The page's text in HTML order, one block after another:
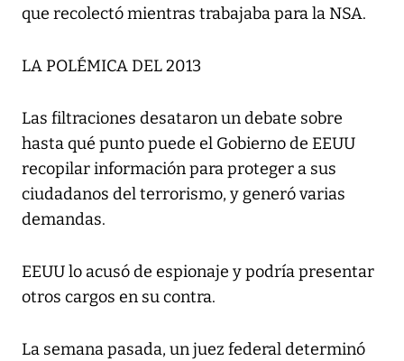
que recolectó mientras trabajaba para la NSA.
LA POLÉMICA DEL 2013
Las filtraciones desataron un debate sobre
hasta qué punto puede el Gobierno de EEUU
recopilar información para proteger a sus
ciudadanos del terrorismo, y generó varias
demandas.
EEUU lo acusó de espionaje y podría presentar
otros cargos en su contra.
La semana pasada, un juez federal determinó